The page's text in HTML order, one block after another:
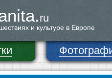
ru
и культуре в Европе